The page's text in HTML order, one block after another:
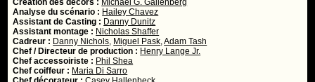
Création des décors : Michael G. Gallenberg
Analyse du scénario : Hailey Chavez
Assistant de Casting : Danny Dunitz
Assistant montage : Nicholas Shaffer
Cadreur : Danny Nichols, Miguel Pask,Adam Tash
Chef / Directeur de production : Henry Lange Jr.
Chef accessoiriste : Phil Shea
Chef coiffeur : Maria Di Sarro